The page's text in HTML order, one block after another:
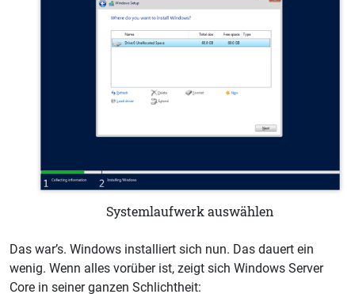
Systemlaufwerk auswählen
Das war’s. Windows installiert sich nun. Das dauert ein
wenig. Wenn alles vorüber ist, zeigt sich Windows Server
Core in seiner ganzen Schlichtheit: